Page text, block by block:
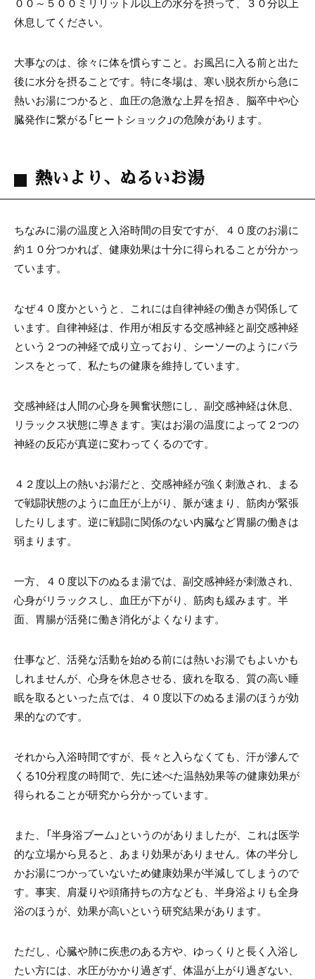
００～５００ミリリットル以上の水分を摂って、３０分以上
休息してください。
大事なのは、徐々に体を慣らすこと。お風呂に入る前と出た
後に水分を摂ることです。特に冬場は、寒い脱衣所から急に
熱いお湯につかると、血圧の急激な上昇を招き、脳卒中や心
臓発作に繋がる「ヒートショック」の危険があります。
熱いより、ぬるいお湯
ちなみに湯の温度と入浴時間の目安ですが、４０度のお湯に
約１０分つかれば、健康効果は十分に得られることが分かっ
ています。
なぜ４０度かというと、これには自律神経の働きが関係して
います。自律神経は、作用が相反する交感神経と副交感神経
という２つの神経で成り立っており、シーソーのようにバラ
ンスをとって、私たちの健康を維持しています。
交感神経は人間の心身を興奮状態にし、副交感神経は休息、
リラックス状態に導きます。実はお湯の温度によって２つの
神経の反応が真逆に変わってくるのです。
４２度以上の熱いお湯だと、交感神経が強く刺激され、まる
で戦闘状態のように血圧が上がり、脈が速まり、筋肉が緊張
したりします。逆に戦闘に関係のない内臓など胃腸の働きは
弱まります。
一方、４０度以下のぬるま湯では、副交感神経が刺激され、
心身がリラックスし、血圧が下がり、筋肉も緩みます。半
面、胃腸が活発に働き消化がよくなります。
仕事など、活発な活動を始める前には熱いお湯でもよいかも
しれませんが、心身を休息させる、疲れを取る、質の高い睡
眠を取るといった点では、４０度以下のぬるま湯のほうが効
果的なのです。
それから入浴時間ですが、長々と入らなくても、汗が滲んで
くる10分程度の時間で、先に述べた温熱効果等の健康効果が
得られることが研究から分かっています。
また、「半身浴ブーム」というのがありましたが、これは医学
的な立場から見ると、あまり効果がありません。体の半分し
かお湯につかっていないため健康効果が半減してしまうので
す。事実、肩凝りや頭痛持ちの方なども、半身浴よりも全身
浴のほうが、効果が高いという研究結果があります。
ただし、心臓や肺に疾患のある方や、ゆっくりと長く入浴し
たい方には、水圧がかかり過ぎず、体温が上がり過ぎない、